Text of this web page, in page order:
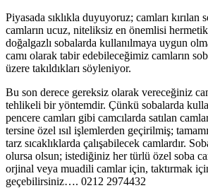
Piyasada sıklıkla duyuyoruz; camları kırılan
camların ucuz, niteliksiz en önemlisi hermetik
doğalgazlı sobalarda kullanılmaya uygun
camı olarak tabir edebileceğimiz camların
üzere takıldıkları söyleniyor.
Bu son derece gereksiz olarak vereceğiniz
tehlikeli bir yöntemdir. Çünkü sobalarda
pencere camları gibi camcılarda satılan
tersine özel ısıl işlemlerden geçirilmiş;
tarz sıcaklıklarda çalışabilecek camlardır.
olursa olsun; istediğiniz her türlü özel soba
orjinal veya muadili camlar için, taktırmak
geçebilirsiniz…. 0212 2974432